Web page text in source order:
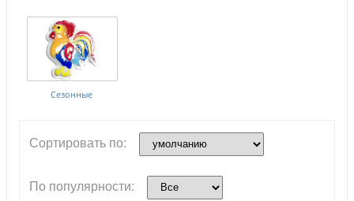
Сезонные
Сортировать по:
По популярности: